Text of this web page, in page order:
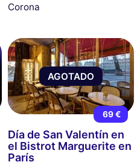
Corona
AGOTADO
69 €
Día de San Valentín en
el Bistrot Marguerite en
París